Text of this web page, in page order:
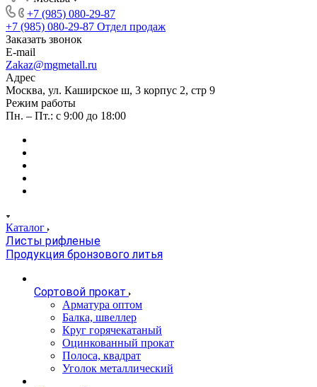
+7 (985) 080-29-87
+7 (985) 080-29-87 Отдел продаж
Заказать звонок
E-mail
Zakaz@mgmetall.ru
Адрес
Москва, ул. Каширское ш, 3 корпус 2, стр 9
Режим работы
Пн. – Пт.: с 9:00 до 18:00
Каталог
Листы рифленые
Продукция бронзового литья
Сортовой прокат
Арматура оптом
Балка, швеллер
Круг горячекатаный
Оцинкованный прокат
Полоса, квадрат
Уголок металлический